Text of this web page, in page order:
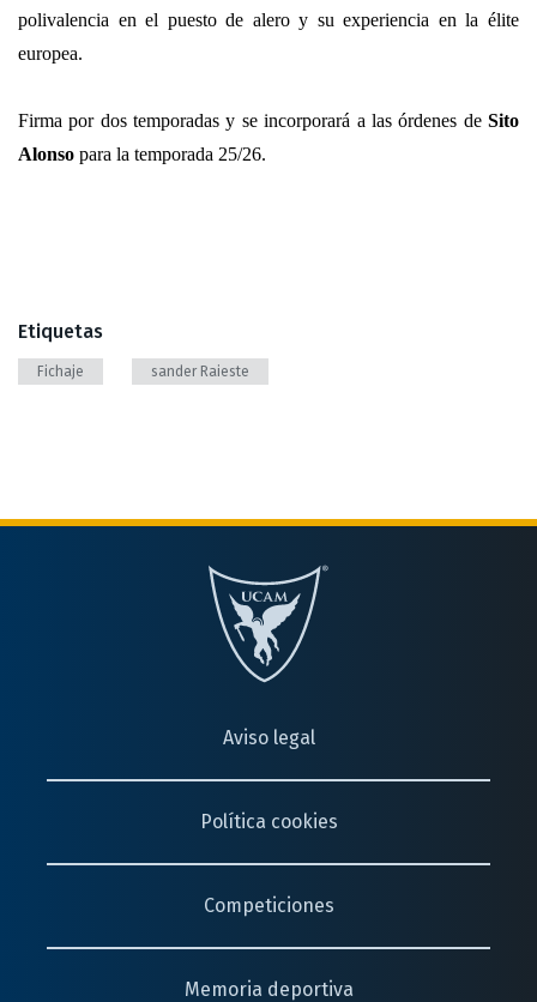
polivalencia en el puesto de alero y su experiencia en la élite
europea.
Firma por dos temporadas y se incorporará a las órdenes de Sito
Alonso para la temporada 25/26.
Etiquetas
Fichaje sander Raieste
Aviso legal
Política cookies
Competiciones
Memoria deportiva